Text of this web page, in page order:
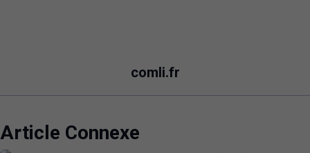
comli.fr
Article Connexe